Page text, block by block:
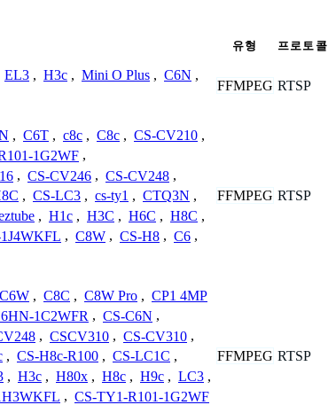
유형 프로토콜
EL3 , H3c , Mini O Plus , C6N ,
FFMPEG RTSP
, C6T , c8c , C8c , CS-CV210 ,
1G2WF ,
, CS-CV246 , CS-CV248 ,
, CS-LC3 , cs-ty1 , CTQ3N ,
, H1c , H3C , H6C , H8C ,
, C8W , CS-H8 , C6 ,
FFMPEG RTSP
C6W , C8C , C8W Pro , CP1 4MP
1C2WFR , CS-C6N ,
, CSCV310 , CS-CV310 ,
, CS-H8c-R100 , CS-LC1C ,
, H3c , H80x , H8c , H9c , LC3 ,
, CS-TY1-R101-1G2WF
FFMPEG RTSP